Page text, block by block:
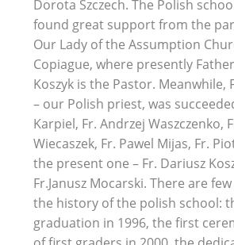
Dorota Szczech. The Polish
found great support from the
Our Lady of the Assumption
Copiague, where presently
Koszyk is the Pastor. Meanwhile,
– our Polish priest, was
Karpiel, Fr. Andrzej Waszczenko,
Wiecaszek, Fr. Pawel Mijas, Fr.
the present one – Fr. Dariusz
Fr.Janusz Mocarski. There are
the history of the polish school:
graduation in 1996, the first